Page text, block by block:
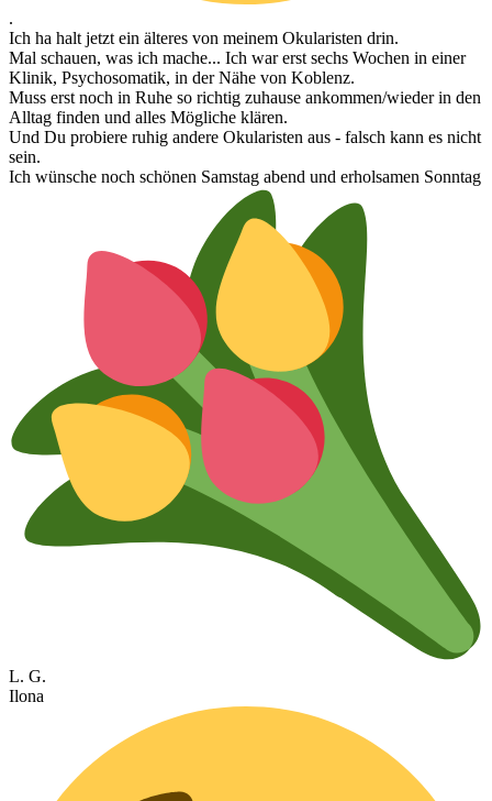
.
Ich ha halt jetzt ein älteres von meinem Okularisten drin.
Mal schauen, was ich mache... Ich war erst sechs Wochen in einer
Klinik, Psychosomatik, in der Nähe von Koblenz.
Muss erst noch in Ruhe so richtig zuhause ankommen/wieder in den
Alltag finden und alles Mögliche klären.
Und Du probiere ruhig andere Okularisten aus - falsch kann es nicht
sein.
Ich wünsche noch schönen Samstag abend und erholsamen Sonntag
L. G.
Ilona